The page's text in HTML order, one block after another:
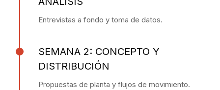
Entrevistas a fondo y toma de datos.
SEMANA 2: CONCEPTO Y
DISTRIBUCIÓN
Propuestas de planta y flujos de movimiento.